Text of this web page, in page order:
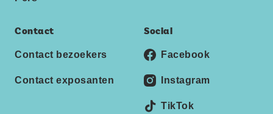
Contact
Contact bezoekers
Contact exposanten
Social
Facebook
Instagram
TikTok